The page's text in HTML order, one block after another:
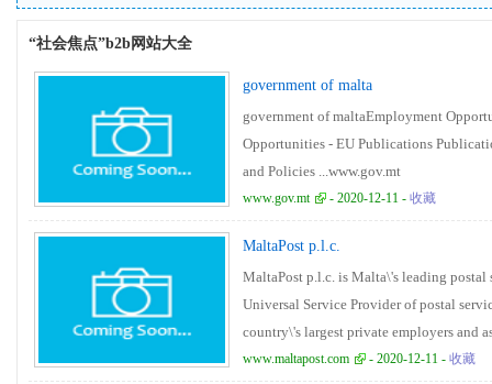
“社会焦点”b2b网站大全
government of malta
government of maltaEmployment
Opportunities - EU Publications
and Policies ...www.gov.mt
www.gov.mt - 2020-12-11 - 收藏
MaltaPost p.l.c.
MaltaPost p.l.c. is Malta\'s leading postal
Universal Service Provider of postal
country\'s largest private employers and
delivers mail to every address on the
www.maltapost.com - 2020-12-11 - 收藏